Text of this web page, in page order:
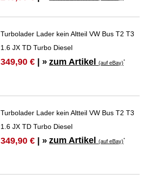
Turbolader Lader kein Altteil VW Bus T2 T3
1.6 JX TD Turbo Diesel
349,90 € | » zum Artikel(auf eBay)*
Turbolader Lader kein Altteil VW Bus T2 T3
1.6 JX TD Turbo Diesel
349,90 € | » zum Artikel(auf eBay)*